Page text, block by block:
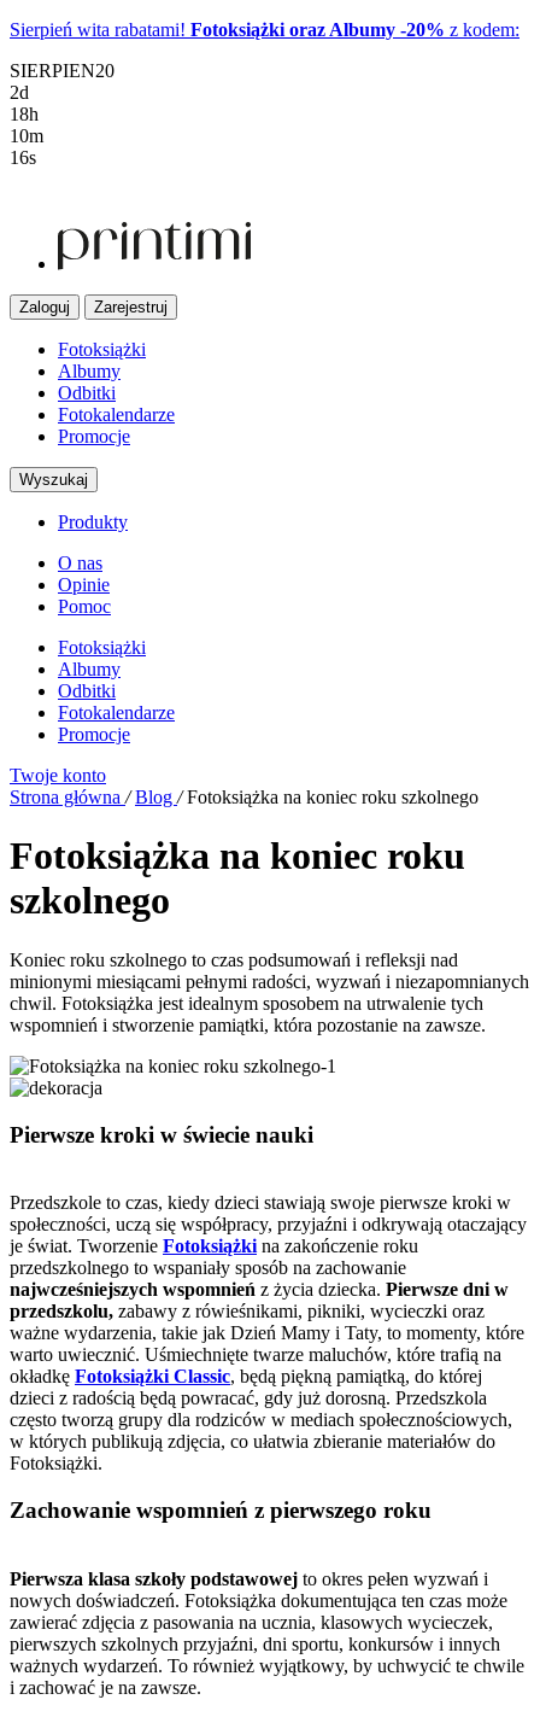
Sierpień wita rabatami! Fotoksiążki oraz Albumy -20% z kodem:
SIERPIEN20
2d
18h
10m
15s
Zaloguj Zarejestruj
Fotoksiążki
Albumy
Odbitki
Fotokalendarze
Promocje
Wyszukaj
Produkty
O nas
Opinie
Pomoc
Fotoksiążki
Albumy
Odbitki
Fotokalendarze
Promocje
Twoje konto
Strona główna / Blog / Fotoksiążka na koniec roku szkolnego
Fotoksiążka na koniec roku
szkolnego
Koniec roku szkolnego to czas podsumowań i refleksji nad
minionymi miesiącami pełnymi radości, wyzwań i niezapomnianych
chwil. Fotoksiążka jest idealnym sposobem na utrwalenie tych
wspomnień i stworzenie pamiątki, która pozostanie na zawsze.
Pierwsze kroki w świecie nauki
Przedszkole to czas, kiedy dzieci stawiają swoje pierwsze kroki w
społeczności, uczą się współpracy, przyjaźni i odkrywają otaczający
je świat. Tworzenie Fotoksiążki na zakończenie roku
przedszkolnego to wspaniały sposób na zachowanie
najwcześniejszych wspomnień z życia dziecka. Pierwsze dni w
przedszkolu, zabawy z rówieśnikami, pikniki, wycieczki oraz
ważne wydarzenia, takie jak Dzień Mamy i Taty, to momenty, które
warto uwiecznić. Uśmiechnięte twarze maluchów, które trafią na
okładkę Fotoksiążki Classic, będą piękną pamiątką, do której
dzieci z radością będą powracać, gdy już dorosną. Przedszkola
często tworzą grupy dla rodziców w mediach społecznościowych,
w których publikują zdjęcia, co ułatwia zbieranie materiałów do
Fotoksiążki.
Zachowanie wspomnień z pierwszego roku
Pierwsza klasa szkoły podstawowej to okres pełen wyzwań i
nowych doświadczeń. Fotoksiążka dokumentująca ten czas może
zawierać zdjęcia z pasowania na ucznia, klasowych wycieczek,
pierwszych szkolnych przyjaźni, dni sportu, konkursów i innych
ważnych wydarzeń. To również wyjątkowy, by uchwycić te chwile
i zachować je na zawsze.